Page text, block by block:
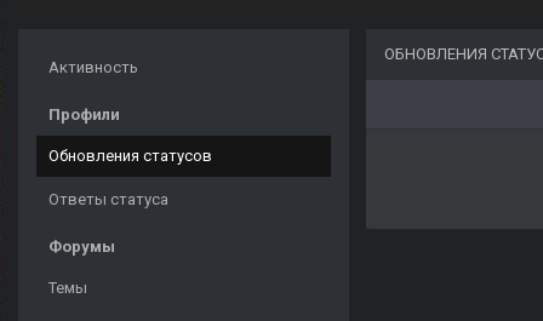
Активность
Профили
Обновления статусов
Ответы статуса
Форумы
Темы
ОБНОВЛЕНИЯ